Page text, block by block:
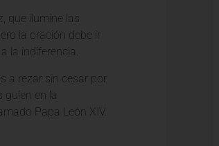
que ilumine las
la oración debe ir
la indiferencia.
a rezar sin cesar por
guíen en la
Papa León XIV.